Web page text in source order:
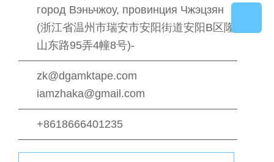
город Вэньчжоу, провинция Чжэцзян
(浙江省温州市瑞安市安阳街道安阳B区隆
山东路95弄4幢8号)-
zk@dgamktape.com
iamzhaka@gmail.com
+8618666401235